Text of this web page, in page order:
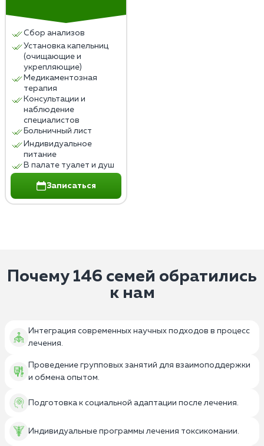
Сбор анализов
Установка капельниц
(очищающие и
укрепляющие)
Медикаментозная
терапия
Консультации и
наблюдение
специалистов
Больничный лист
Индивидуальное
питание
В палате туалет и душ
Записаться
Почему 146 семей обратились
к нам
Интеграция современных научных подходов в процесс
лечения.
Проведение групповых занятий для взаимоподдержки
и обмена опытом.
Подготовка к социальной адаптации после лечения.
Индивидуальные программы лечения токсикомании.